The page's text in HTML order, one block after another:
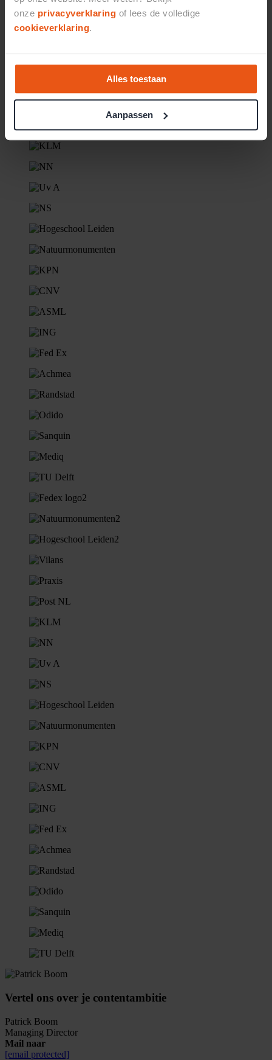
onze privacyverklaring of lees de volledige
cookieverklaring.
Alles toestaan
Aanpassen
Vertel ons over je contentambitie
Patrick Boom
Managing Director
Mail naar
[email protected]